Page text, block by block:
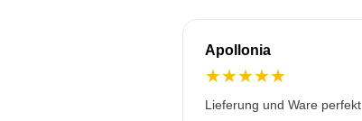
Apollonia
★★★★★
Lieferung und Ware perfekt